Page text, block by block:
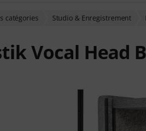
catégories Studio & Enregistrement
Vocal Head